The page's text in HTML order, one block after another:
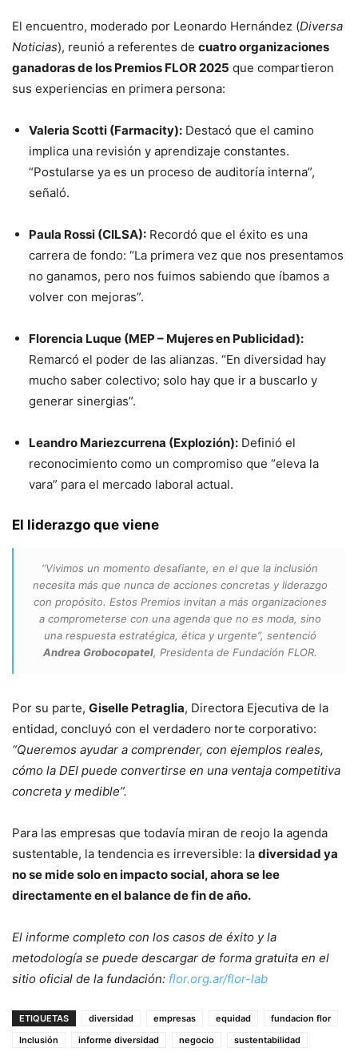
El encuentro, moderado por Leonardo Hernández (Diversa
Noticias), reunió a referentes de cuatro organizaciones
ganadoras de los Premios FLOR 2025 que compartieron
sus experiencias en primera persona:
Valeria Scotti (Farmacity): Destacó que el camino
implica una revisión y aprendizaje constantes.
“Postularse ya es un proceso de auditoría interna”,
señaló.
Paula Rossi (CILSA): Recordó que el éxito es una
carrera de fondo: “La primera vez que nos presentamos
no ganamos, pero nos fuimos sabiendo que íbamos a
volver con mejoras”.
Florencia Luque (MEP – Mujeres en Publicidad):
Remarcó el poder de las alianzas. “En diversidad hay
mucho saber colectivo; solo hay que ir a buscarlo y
generar sinergias”.
Leandro Mariezcurrena (Explozión): Definió el
reconocimiento como un compromiso que “eleva la
vara” para el mercado laboral actual.
El liderazgo que viene
“Vivimos un momento desafiante, en el que la inclusión
necesita más que nunca de acciones concretas y liderazgo
con propósito. Estos Premios invitan a más organizaciones
a comprometerse con una agenda que no es moda, sino
una respuesta estratégica, ética y urgente”, sentenció
Andrea Grobocopatel, Presidenta de Fundación FLOR.
Por su parte, Giselle Petraglia, Directora Ejecutiva de la
entidad, concluyó con el verdadero norte corporativo:
“Queremos ayudar a comprender, con ejemplos reales,
cómo la DEI puede convertirse en una ventaja competitiva
concreta y medible”.
Para las empresas que todavía miran de reojo la agenda
sustentable, la tendencia es irreversible: la diversidad ya
no se mide solo en impacto social, ahora se lee
directamente en el balance de fin de año.
El informe completo con los casos de éxito y la
metodología se puede descargar de forma gratuita en el
sitio oficial de la fundación: flor.org.ar/flor-lab
ETIQUETAS diversidad empresas equidad
fundacion flor
Inclusión
informe diversidad negocio sustentabilidad